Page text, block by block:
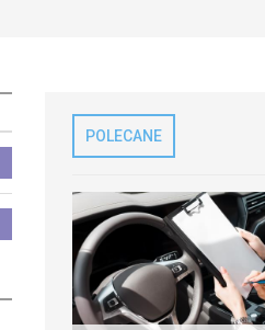
POLECANE